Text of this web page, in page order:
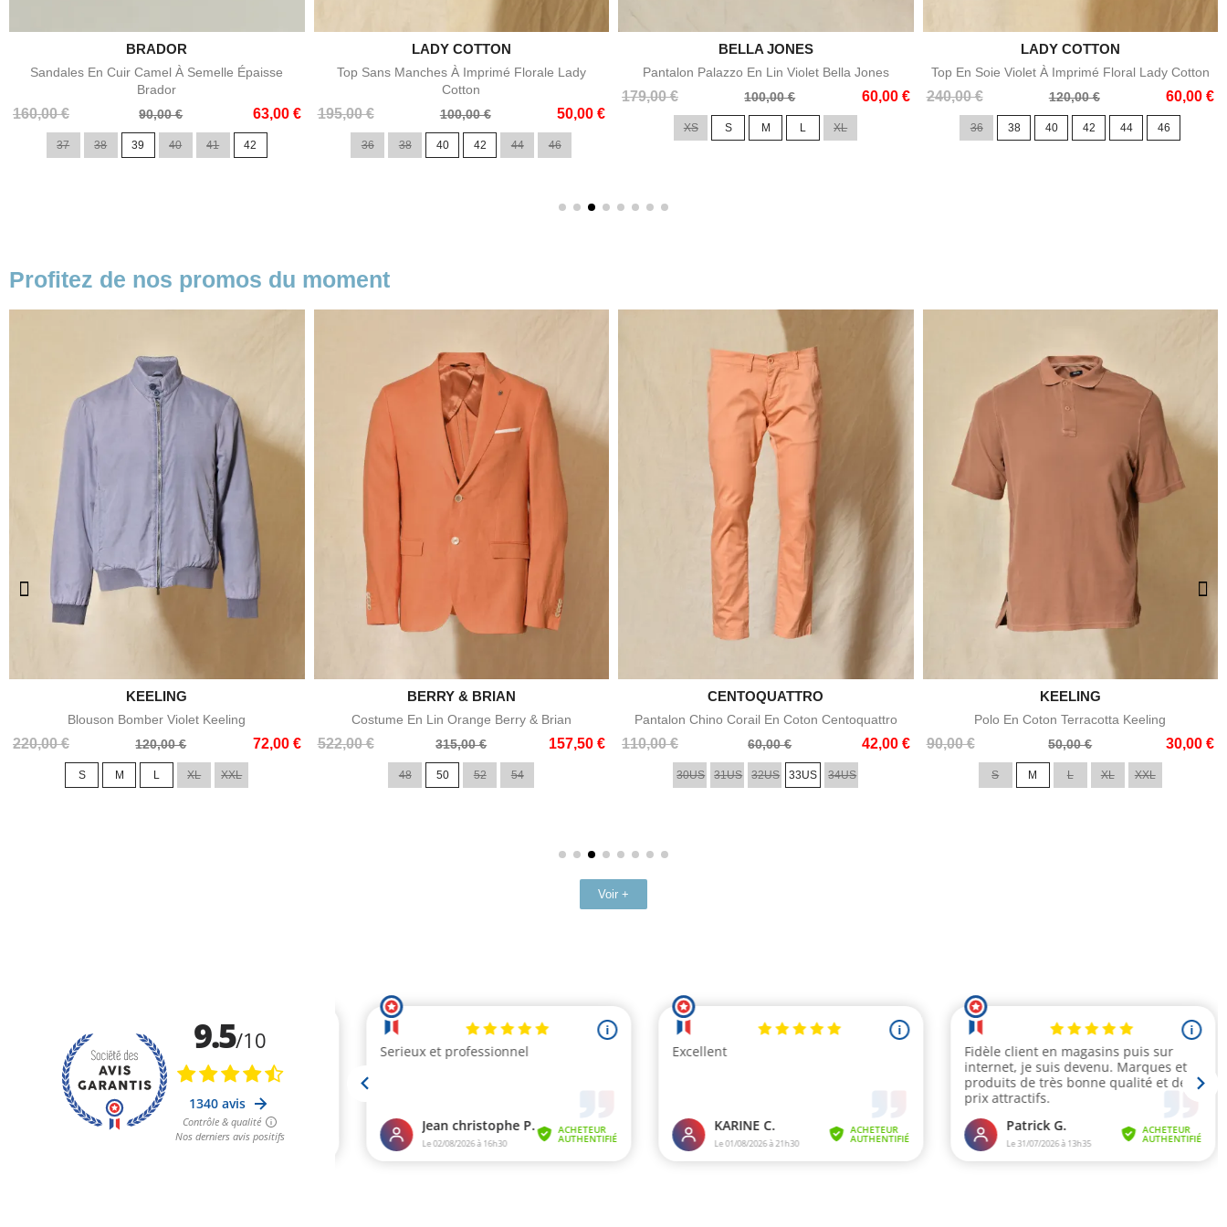
Aperçu rapide
BRADOR
Sandales En Cuir Camel À Semelle Épaisse
Brador
160,00 €
Prix
90,00 € 63,00 €
Prix
37 38 39 40 41 42
Aperçu rapide
LADY COTTON
Top Sans Manches À Imprimé Florale Lady
Cotton
195,00 €
Prix
100,00 € 50,00 €
Prix
36 38 40 42 44 46
Aperçu rapide
BELLA JONES
Pantalon Palazzo En Lin Violet Bella Jones
179,00 €
Prix
100,00 € 60,00 €
Prix
XS S M L XL
Aperçu rapide
LADY COTTON
Top En Soie Violet À Imprimé Floral Lady Cotton
240,00 €
Prix
120,00 € 60,00 €
Prix
36 38 40 42 44 46
Profitez de nos promos du moment
Aperçu rapide
KEELING
Blouson Bomber Violet Keeling
220,00 €
Prix
120,00 € 72,00 €
Prix
S M L XL XXL
Aperçu rapide
BERRY & BRIAN
Costume En Lin Orange Berry & Brian
522,00 €
Prix
315,00 € 157,50 €
Prix
48 50 52 54
Aperçu rapide
CENTOQUATTRO
Pantalon Chino Corail En Coton Centoquattro
110,00 €
Prix
60,00 € 42,00 €
Prix
30US 31US 32US 33US 34US
Aperçu rapide
KEELING
Polo En Coton Terracotta Keeling
90,00 €
Prix
50,00 € 30,00 €
Prix
S M L XL XXL
Voir +